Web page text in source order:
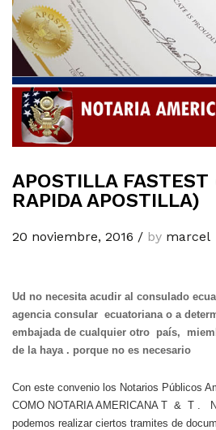
APOSTILLA
RAPIDA APOSTILLA)
20 noviembre, 2016 / by marcel
Ud no necesita acudir al consulado
agencia consular ecuatoriana o a
embajada de cualquier otro país,
de la haya . porque no es necesario
Con este convenio los Notarios Públicos
COMO NOTARIA AMERICANA T & T .
podemos realizar ciertos tramites de